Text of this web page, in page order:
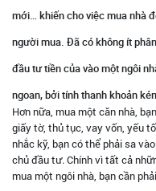
mới… khiến cho việc mua nhà
người mua. Đã có không ít
đầu tư tiền của vào một ngôi
ngoan, bởi tính thanh khoản
Hơn nữa, mua một căn nhà,
giấy tờ, thủ tục, vay vốn, yếu
nhắc kỹ, bạn có thể phải sa
chủ đầu tư. Chính vì tất cả
mua một ngôi nhà, bạn cần